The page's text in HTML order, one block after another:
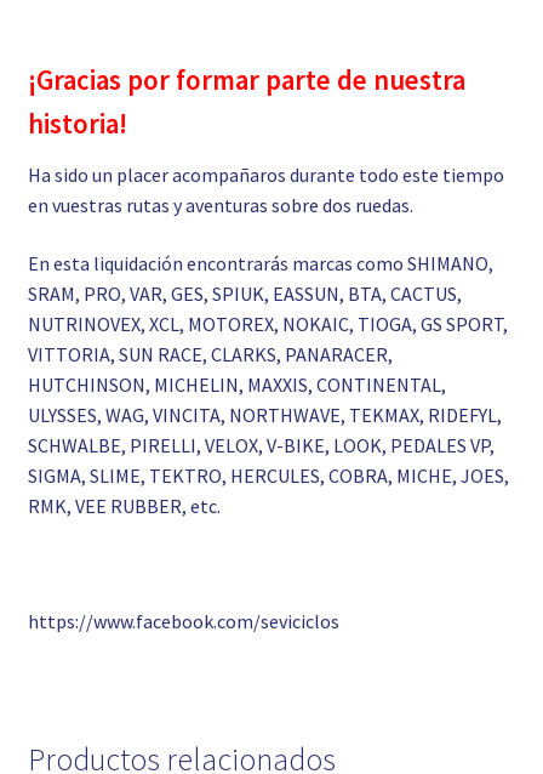
¡Gracias por formar parte de nuestra
historia!
Ha sido un placer acompañaros durante todo este tiempo
en vuestras rutas y aventuras sobre dos ruedas.
En esta liquidación encontrarás marcas como SHIMANO,
SRAM, PRO, VAR, GES, SPIUK, EASSUN, BTA, CACTUS,
NUTRINOVEX, XCL, MOTOREX, NOKAIC, TIOGA, GS SPORT,
VITTORIA, SUN RACE, CLARKS, PANARACER,
HUTCHINSON, MICHELIN, MAXXIS, CONTINENTAL,
ULYSSES, WAG, VINCITA, NORTHWAVE, TEKMAX, RIDEFYL,
SCHWALBE, PIRELLI, VELOX, V-BIKE, LOOK, PEDALES VP,
SIGMA, SLIME, TEKTRO, HERCULES, COBRA, MICHE, JOES,
RMK, VEE RUBBER, etc.
https://www.facebook.com/seviciclos
Productos relacionados